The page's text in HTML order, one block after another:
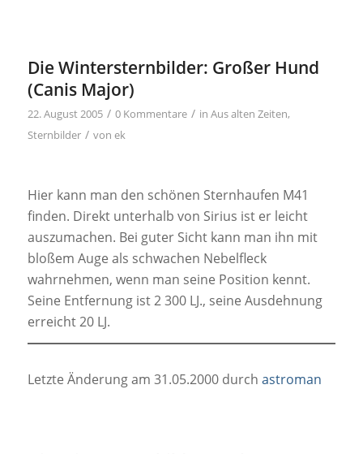
Die Wintersternbilder: Großer Hund
(Canis Major)
22. August 2005 / 0 Kommentare / in Aus alten Zeiten,
Sternbilder / von ek
Hier kann man den schönen Sternhaufen M41
finden. Direkt unterhalb von Sirius ist er leicht
auszumachen. Bei guter Sicht kann man ihn mit
bloßem Auge als schwachen Nebelfleck
wahrnehmen, wenn man seine Position kennt.
Seine Entfernung ist 2 300 LJ., seine Ausdehnung
erreicht 20 LJ.
Letzte Änderung am 31.05.2000 durch astroman